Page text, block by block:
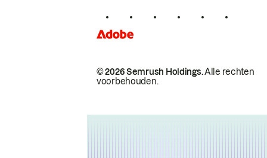
© 2026 Semrush Holdings.Alle rechten
voorbehouden.